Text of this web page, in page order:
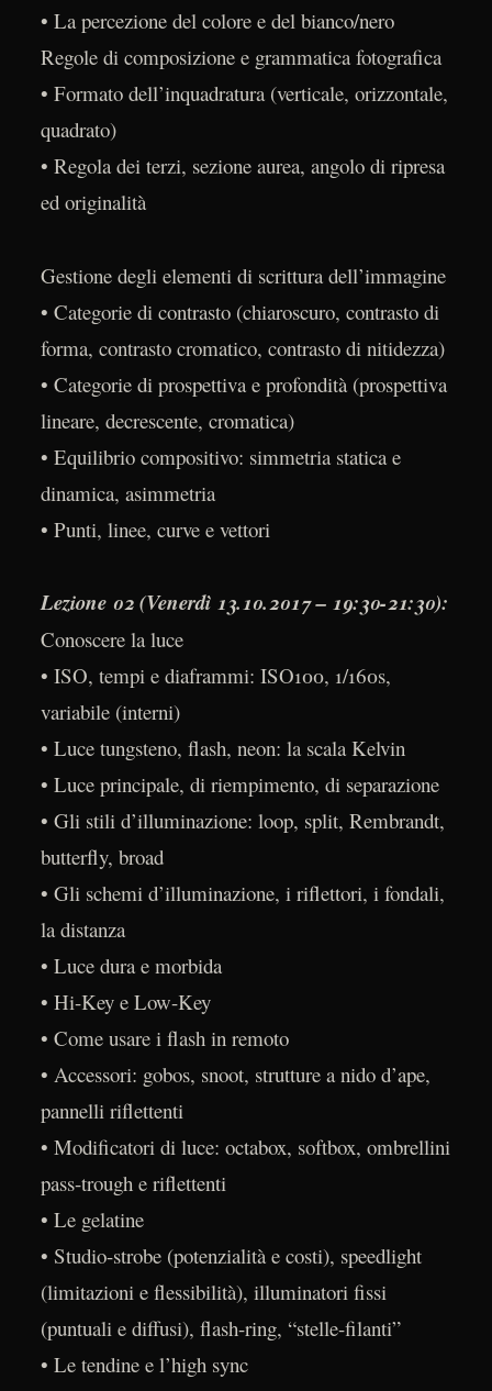
• La percezione del colore e del bianco/nero
Regole di composizione e grammatica fotografica
• Formato dell’inquadratura (verticale, orizzontale,
quadrato)
• Regola dei terzi, sezione aurea, angolo di ripresa
ed originalità
Gestione degli elementi di scrittura dell’immagine
• Categorie di contrasto (chiaroscuro, contrasto di
forma, contrasto cromatico, contrasto di nitidezza)
• Categorie di prospettiva e profondità (prospettiva
lineare, decrescente, cromatica)
• Equilibrio compositivo: simmetria statica e
dinamica, asimmetria
• Punti, linee, curve e vettori
Lezione 02 (Venerdì 13.10.2017 – 19:30-21:30):
Conoscere la luce
• ISO, tempi e diaframmi: ISO100, 1/160s,
variabile (interni)
• Luce tungsteno, flash, neon: la scala Kelvin
• Luce principale, di riempimento, di separazione
• Gli stili d’illuminazione: loop, split, Rembrandt,
butterfly, broad
• Gli schemi d’illuminazione, i riflettori, i fondali,
la distanza
• Luce dura e morbida
• Hi-Key e Low-Key
• Come usare i flash in remoto
• Accessori: gobos, snoot, strutture a nido d’ape,
pannelli riflettenti
• Modificatori di luce: octabox, softbox, ombrellini
pass-trough e riflettenti
• Le gelatine
• Studio-strobe (potenzialità e costi), speedlight
(limitazioni e flessibilità), illuminatori fissi
(puntuali e diffusi), flash-ring, “stelle-filanti”
• Le tendine e l’high sync